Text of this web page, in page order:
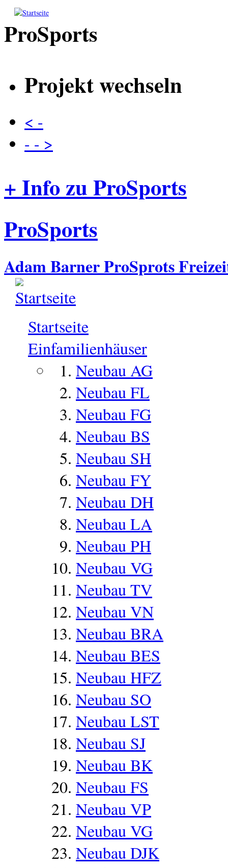
Direkt zum Inhalt
ProSports
Projekt wechseln
< -
- - >
+ Info zu ProSports
ProSports
Adam Barner ProSprots
Startseite
Einfamilienhäuser
Neubau AG
Neubau FL
Neubau FG
Neubau BS
Neubau SH
Neubau FY
Neubau DH
Neubau LA
Neubau PH
Neubau VG
Neubau TV
Neubau VN
Neubau BRA
Neubau BES
Neubau HFZ
Neubau SO
Neubau LST
Neubau SJ
Neubau BK
Neubau FS
Neubau VP
Neubau VG
Neubau DJK